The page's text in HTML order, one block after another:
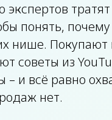
экспертов
понять, почему
нише. Покупают
советы из
и всё равно
нет.